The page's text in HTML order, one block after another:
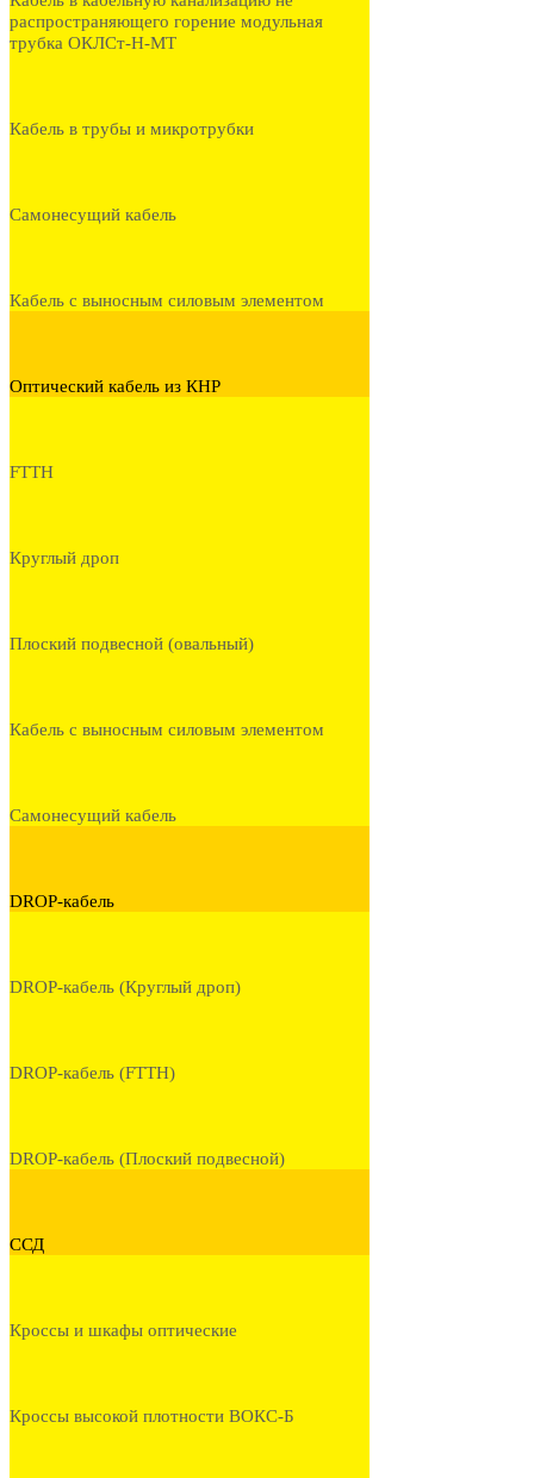
распространяющего горение модульная
трубка ОКЛСт-Н-МТ
Кабель в трубы и микротрубки
Самонесущий кабель
Кабель с выносным силовым элементом
Оптический кабель из КНР
FTTH
Круглый дроп
Плоский подвесной (овальный)
Кабель с выносным силовым элементом
Самонесущий кабель
DROP-кабель
DROP-кабель (Круглый дроп)
DROP-кабель (FTTH)
DROP-кабель (Плоский подвесной)
ССД
Кроссы и шкафы оптические
Кроссы высокой плотности ВОКС-Б